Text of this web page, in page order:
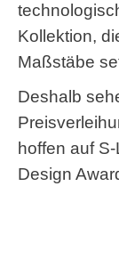
Kollektion,
Maßstäbe
Deshalb
hoffen auf
Design